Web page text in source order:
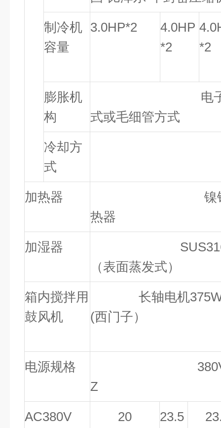
制冷机
容量
3.0HP*2
4.0HP
*2
*2
膨胀机
构
电子式自
式或毛细管方式
冷却方
式
加热器
镍铬合金
热器
加湿器
SUS316制护
（表面蒸发式）
箱内搅拌用
鼓风机
长轴电机
(西门子）
电源规格
380V AC3 /
Z
AC380V 20 23.5